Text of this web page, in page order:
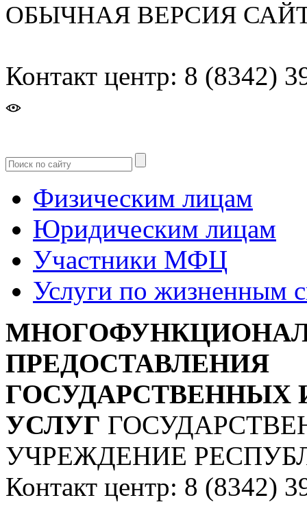
ОБЫЧНАЯ ВЕРСИЯ
Контакт центр: 8 (8342)
Физическим лицам
Юридическим лицам
Участники МФЦ
Услуги по жизненным
ПРЕДОСТАВЛЕНИЯ
УСЛУГ
УЧРЕЖДЕНИЕ
Контакт центр: 8 (8342)